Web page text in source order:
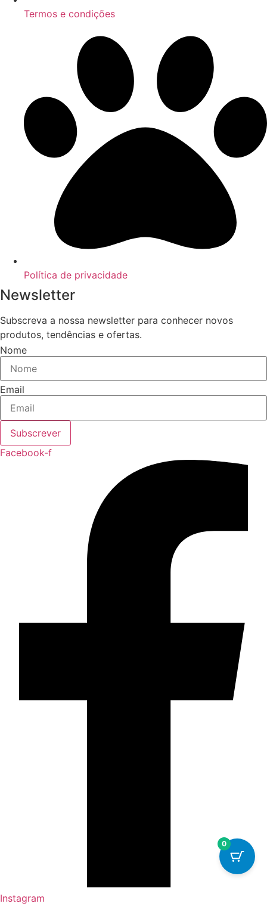
Termos e condições
Política de privacidade
Newsletter
Subscreva a nossa newsletter para conhecer novos
produtos, tendências e ofertas.
Nome
Email
Subscrever
Facebook-f
Instagram
0